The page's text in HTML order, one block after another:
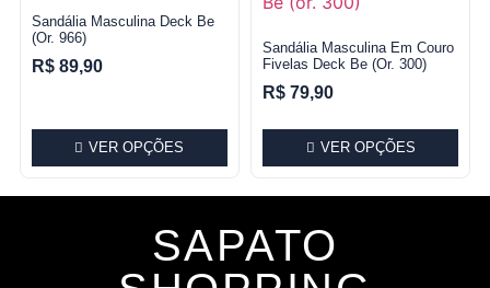
Sandália Masculina Deck Be
(or. 966)
R$89,90
VER OPÇÕES
Sandália Masculina Em Couro
Fivelas Deck Be (or. 300)
R$ 79,90
VER OPÇÕES
SAPATO